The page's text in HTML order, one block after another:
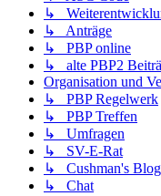
↳
↳ Anträge
↳ PBP online
↳ alte PBP2
Organisation und
↳ PBP Regelwerk
↳ PBP Treffen
↳ Umfragen
↳ SV-E-Rat
↳ Cushman's Blog
↳ Chat